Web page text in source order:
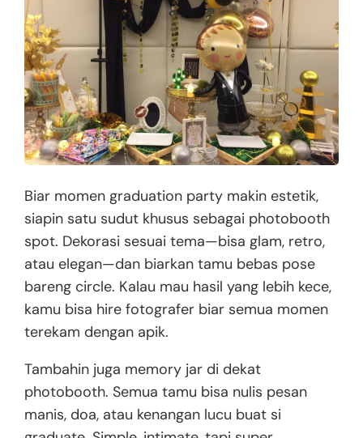
Biar momen graduation party makin estetik,
siapin satu sudut khusus sebagai photobooth
spot. Dekorasi sesuai tema—bisa glam, retro,
atau elegan—dan biarkan tamu bebas pose
bareng circle. Kalau mau hasil yang lebih kece,
kamu bisa hire fotografer biar semua momen
terekam dengan apik.
Tambahin juga memory jar di dekat
photobooth. Semua tamu bisa nulis pesan
manis, doa, atau kenangan lucu buat si